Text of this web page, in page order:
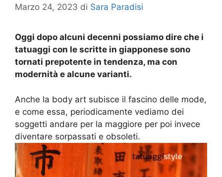
Marzo 24, 2023 di Sara Paradisi
Oggi dopo alcuni decenni possiamo dire che i
tatuaggi con le scritte in giapponese sono
tornati prepotente in tendenza, ma con
modernità e alcune varianti.
Anche la body art subisce il fascino delle mode,
e come essa, periodicamente vediamo dei
soggetti andare per la maggiore per poi invece
diventare sorpassati e obsoleti.